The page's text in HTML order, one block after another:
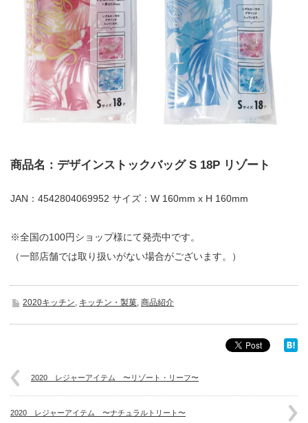
商品名：デザインストックバッグ S 18P リゾート
JAN：4542804069952 サイズ：W 160mm x H 160mm
※全国の100円ショップ様にて発売中です。
（一部店舗では取り扱いがない場合がございます。）
2020キッチン キッチン・製菓 商品紹介
2020 レジャーアイテム 〜リゾート・リーフ〜
2020 レジャーアイテム 〜ナチュラルトリート〜